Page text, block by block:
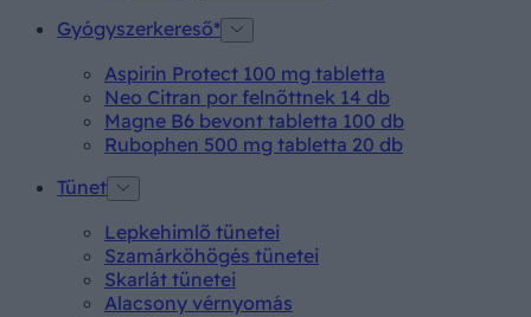
Gyógyszerkereső*
Aspirin Protect 100 mg tabletta
Neo Citran por felnőttnek 14 db
Magne B6 bevont tabletta 100 db
Rubophen 500 mg tabletta 20 db
Tünet
Lepkehimlő tünetei
Szamárköhögés tünetei
Skarlát tünetei
Alacsony vérnyomás